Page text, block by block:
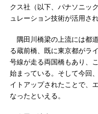
クス社（以下、パナソニッ
ュレーション技術が活用さ
隅田川橋梁の上流には都
る蔵前橋、既に東京都がラ
号線が走る両国橋もあり、
始まっている。そして今回
イトアップされたことで、
なったといえる。